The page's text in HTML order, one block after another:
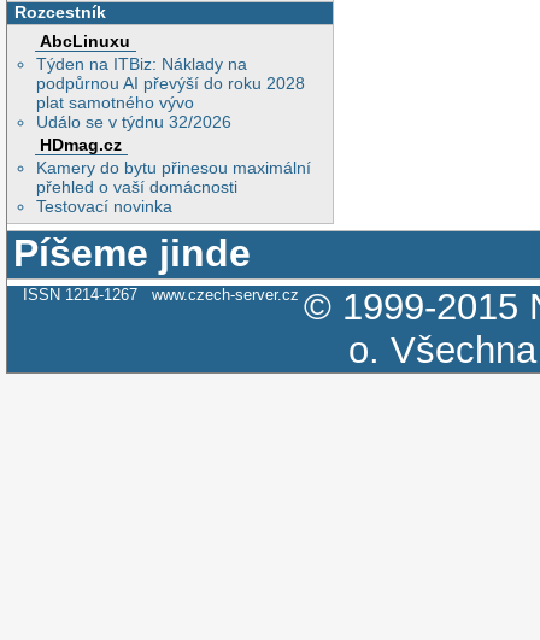
Rozcestník
AbcLinuxu
Týden na ITBiz: Náklady na
podpůrnou AI převýší do roku 2028
plat samotného vývo
Událo se v týdnu 32/2026
HDmag.cz
Kamery do bytu přinesou maximální
přehled o vaší domácnosti
Testovací novinka
Píšeme jinde
ISSN 1214-1267 www.czech-server.cz © 1999-2015
o.